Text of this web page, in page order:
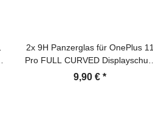
2x 9H Panzerglas für OnePlus 11
Pro FULL CURVED Displayschutz
Schutzglas Panzerfolie Schutzfolie
9,90 € *